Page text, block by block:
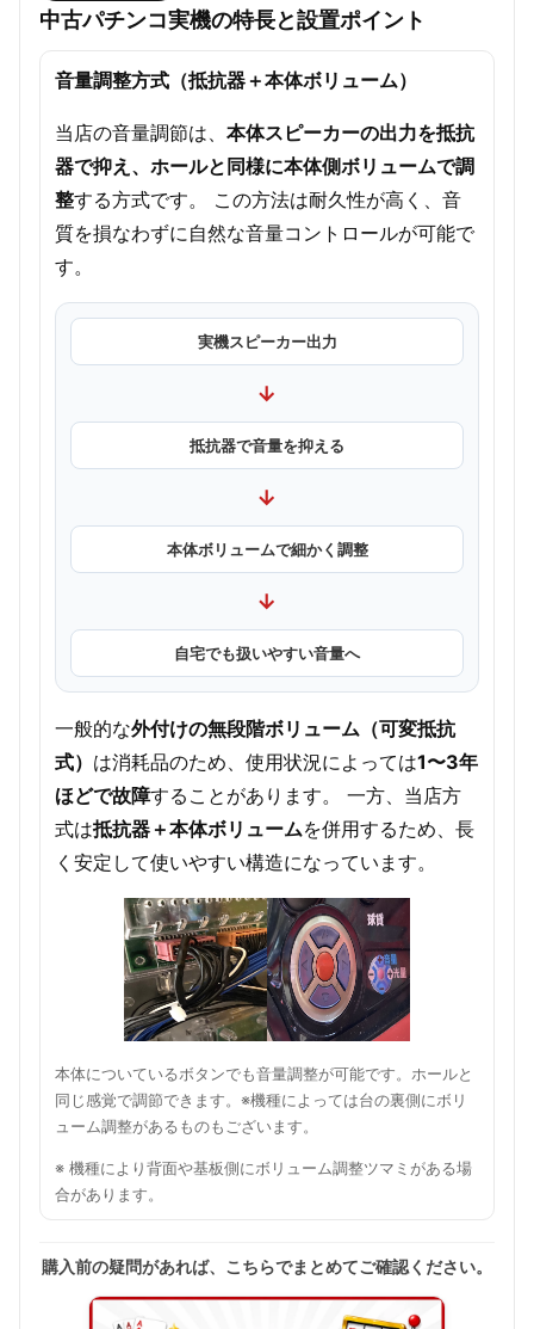
中古パチンコ実機の特長と設置ポイント
音量調整方式（抵抗器＋本体ボリューム）
当店の音量調節は、 本体スピーカーの出力を抵抗
器で抑え、ホールと同様に本体側ボリュームで調
整する方式です。 この方法は耐久性が高く、音
質を損なわずに自然な音量コントロールが可能で
す。
実機スピーカー出力
→
抵抗器で音量を抑える
→
本体ボリュームで細かく調整
→
自宅でも扱いやすい音量へ
一般的な外付けの無段階ボリューム（可変抵抗
式） は消耗品のため、使用状況によっては1〜3年
ほどで故障することがあります。 一方、当店方
式は抵抗器＋本体ボリュームを併用するため、長
く安定して使いやすい構造になっています。
本体についているボタンでも音量調整が可能です。ホールと
同じ感覚で調節できます。※機種によっては台の裏側にボリ
ューム調整があるものもございます。
※ 機種により背面や基板側にボリューム調整ツマミがある場
合があります。
購入前の疑問があれば、こちらでまとめてご確認ください。